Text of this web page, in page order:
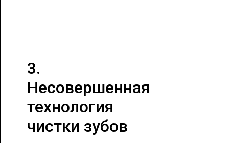
3.
Несовершенная
технология
чистки зубов